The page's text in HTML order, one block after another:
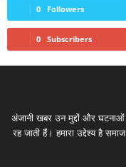
0 Followers
0 Subscribers
अंजानी खबर उन मुद्दों और
रह जाती हैं। हमारा उद्देश्य है